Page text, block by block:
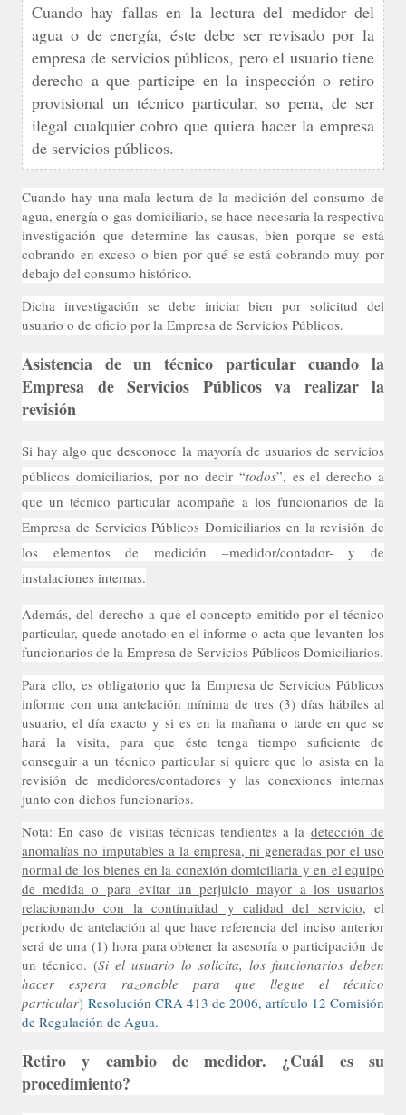
Cuando hay fallas en la lectura del medidor del
agua o de energía, éste debe ser revisado por la
empresa de servicios públicos, pero el usuario tiene
derecho a que participe en la inspección o retiro
provisional un técnico particular, so pena, de ser
ilegal cualquier cobro que quiera hacer la empresa
de servicios públicos.
Cuando hay una mala lectura de la medición del consumo de
agua, energía o gas domiciliario, se hace necesaria la respectiva
investigación que determine las causas, bien porque se está
cobrando en exceso o bien por qué se está cobrando muy por
debajo del consumo histórico.
Dicha investigación se debe iniciar bien por solicitud del
usuario o de oficio por la Empresa de Servicios Públicos.
Asistencia de un técnico particular cuando la
Empresa de Servicios Públicos va realizar la
revisión
Si hay algo que desconoce la mayoría de usuarios de servicios
públicos domiciliarios, por no decir “todos”, es el derecho a
que un técnico particular acompañe a los funcionarios de la
Empresa de Servicios Públicos Domiciliarios en la revisión de
los elementos de medición –medidor/contador- y de
instalaciones internas.
Además, del derecho a que el concepto emitido por el técnico
particular, quede anotado en el informe o acta que levanten los
funcionarios de la Empresa de Servicios Públicos Domiciliarios.
Para ello, es obligatorio que la Empresa de Servicios Públicos
informe con una antelación mínima de tres (3) días hábiles al
usuario, el día exacto y si es en la mañana o tarde en que se
hará la visita, para que éste tenga tiempo suficiente de
conseguir a un técnico particular si quiere que lo asista en la
revisión de medidores/contadores y las conexiones internas
junto con dichos funcionarios.
Nota: En caso de visitas técnicas tendientes a la detección de
anomalías no imputables a la empresa, ni generadas por el uso
normal de los bienes en la conexión domiciliaria y en el equipo
de medida o para evitar un perjuicio mayor a los usuarios
relacionando con la continuidad y calidad del servicio, el
periodo de antelación al que hace referencia del inciso anterior
será de una (1) hora para obtener la asesoría o participación de
un técnico. (Si el usuario lo solicita, los funcionarios deben
hacer espera razonable para que llegue el técnico
particular) Resolución CRA 413 de 2006, artículo 12 Comisión
de Regulación de Agua.
Retiro y cambio de medidor. ¿Cuál es su
procedimiento?